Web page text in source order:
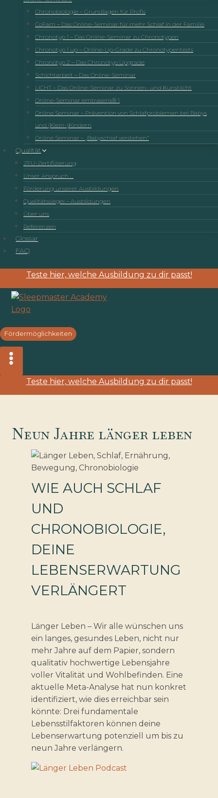
Chronobiologie – Grundlagen für Profis
CoFam – Das Online-Seminar für mehr Schlaf in der Familie
Chronotyp 1 – Das Online-Seminar zu Chronotypen
Chronotyp 1 up – Online-Up-Grade zu Chronotypentests
Chronotyp 2 – Das Chronotyp Upgrade
Schichtarbeit – Das Online-Seminar
LICHT – Das Online-Seminar zu Sonnen- und Kunstlicht
Online-Seminar emtrasens® 1
Online Seminar – Prävention von Schlafproblemen bei Babys
und (Klein-)Kindern
Online Seminar – „Babyschlaf verstehen“
Qualität
ZFU-Zertifizierung
Unser Anspruch …
Förderung unserer Ausbildungen
Qualitätssiegel – Ausbildungen
Über uns
Referenzen
Glossar
FAQ
Teste hier, welche Ausbildung zu dir passt!
Fördermöglichkeiten
Teste hier, welche Ausbildung zu dir passt!
Neun Jahre länger leben
WIE AUCH SCHLAF
UND
CHRONOBIOLOGIE,
DEINE
LEBENSERWARTUNG
VERLÄNGERT
Länger Leben – Wir alle wünschen uns
ein langes, gesundes Leben, nicht nur
mehr Jahre auf dem Papier, sondern
qualitativ hochwertige Lebensjahre
voller Vitalität und Wohlbefinden. Eine
aktuelle Meta-Analyse hat nun konkret
identifiziert, wie dies erreichbar sein
könnte: Drei fundamentale
Lebensstilfaktoren können deine
Lebenserwartung potenziell um bis zu
neun Jahre verlängern.